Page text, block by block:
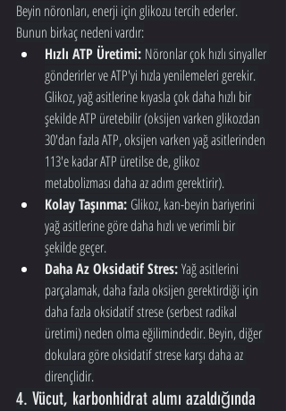
Beyin nöronları, enerji için glikozu tercih ederler.
Bunun birkaç nedeni vardır:
Hızlı ATP Üretimi: Nöronlar çok hızlı sinyaller
gönderirler ve ATP'yi hızla yenilemeleri gerekir.
Glikoz, yağ asitlerine kıyasla çok daha hızlı bir
şekilde ATP üretebilir (oksijen varken glikozdan
30'dan fazla ATP, oksijen varken yağ asitlerinden
113'e kadar ATP üretilse de, glikoz
metabolizması daha az adım gerektirir).
Kolay Taşınma: Glikoz, kan-beyin bariyerini
yağ asitlerine göre daha hızlı ve verimli bir
şekilde geçer.
Daha Az Oksidatif Stres: Yağ asitlerini
parçalamak, daha fazla oksijen gerektirdiği için
daha fazla oksidatif strese (serbest radikal
üretimi) neden olma eğilimindedir. Beyin, diğer
dokulara göre oksidatif strese karşı daha az
dirençlidir.
4. Vücut, karbonhidrat alımı azaldığında